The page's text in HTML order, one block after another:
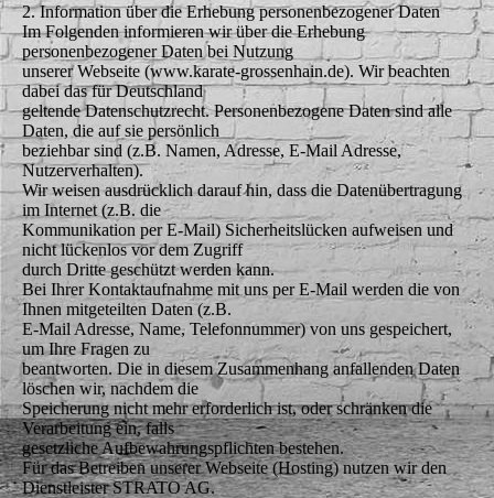
2. Information über die Erhebung personenbezogener Daten
Im Folgenden informieren wir über die Erhebung
personenbezogener Daten bei Nutzung
unserer Webseite (www.karate-grossenhain.de). Wir beachten
dabei das für Deutschland
geltende Datenschutzrecht. Personenbezogene Daten sind alle
Daten, die auf sie persönlich
beziehbar sind (z.B. Namen, Adresse, E-Mail Adresse,
Nutzerverhalten).
Wir weisen ausdrücklich darauf hin, dass die Datenübertragung
im Internet (z.B. die
Kommunikation per E-Mail) Sicherheitslücken aufweisen und
nicht lückenlos vor dem Zugriff
durch Dritte geschützt werden kann.
Bei Ihrer Kontaktaufnahme mit uns per E-Mail werden die von
Ihnen mitgeteilten Daten (z.B.
E-Mail Adresse, Name, Telefonnummer) von uns gespeichert,
um Ihre Fragen zu
beantworten. Die in diesem Zusammenhang anfallenden Daten
löschen wir, nachdem die
Speicherung nicht mehr erforderlich ist, oder schränken die
Verarbeitung ein, falls
gesetzliche Aufbewahrungspflichten bestehen.
Für das Betreiben unserer Webseite (Hosting) nutzen wir den
Dienstleister STRATO AG.